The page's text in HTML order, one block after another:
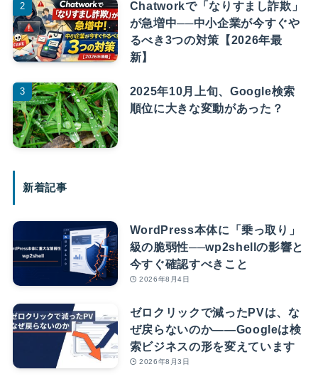
Chatworkで「なりすまし詐欺」
が急増中──中小企業が今すぐや
るべき3つの対策【2026年最
新】
2025年10月上旬、Google検索
順位に大きな変動があった？
新着記事
WordPress本体に「乗っ取り」
級の脆弱性──wp2shellの影響と
今すぐ確認すべきこと
2026年8月4日
ゼロクリックで減ったPVは、な
ぜ戻らないのか――Googleは検
索ビジネスの形を変えています
2026年8月3日